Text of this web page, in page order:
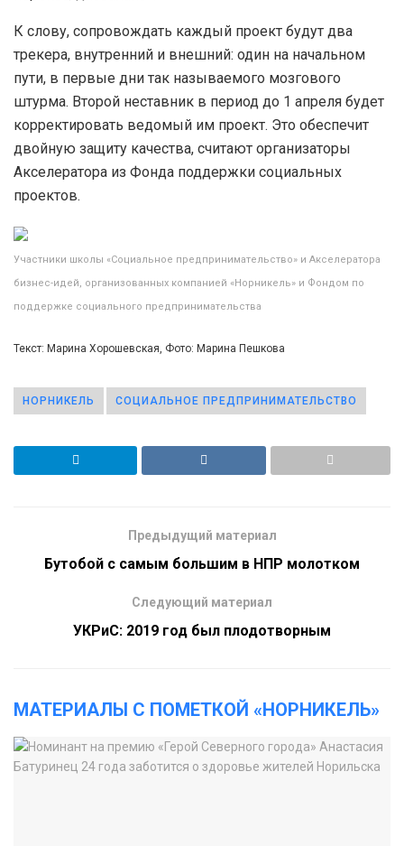
К слову, сопровождать каждый проект будут два
трекера, внутренний и внешний: один на начальном
пути, в первые дни так называемого мозгового
штурма. Второй неставник в период до 1 апреля будет
корректировать ведомый им проект. Это обеспечит
двойную защиту качества, считают организаторы
Акселератора из Фонда поддержки социальных
проектов.
Участники школы «Социальное предпринимательство» и Акселератора
бизнес-идей, организованных компанией «Норникель» и Фондом по
поддержке социального предпринимательства
Текст: Марина Хорошевская, Фото: Марина Пешкова
НОРНИКЕЛЬ СОЦИАЛЬНОЕ ПРЕДПРИНИМАТЕЛЬСТВО
Предыдущий материал
Бутобой с самым большим в НПР молотком
Следующий материал
УКРиС: 2019 год был плодотворным
МАТЕРИАЛЫ С ПОМЕТКОЙ «НОРНИКЕЛЬ»